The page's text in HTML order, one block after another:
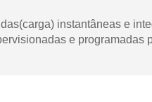
instantâneas e
e programadas